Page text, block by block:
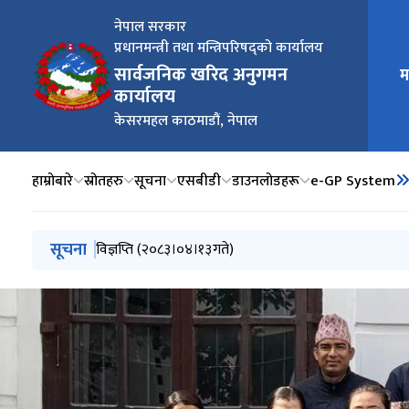
नेपाल सरकार
प्रधानमन्त्री तथा मन्त्रिपरिषद्को कार्यालय
सार्वजनिक खरिद अनुगमन
कार्यालय
केसरमहल काठमाडौं, नेपाल
मुख्य
हाम्रोबारे स्रोतहरु सूचना एसबीडी डाउनलोडहरू e-GP System
मुख्य नेभिगेसनमा जानुहोस्
सूचना विज्ञप्ति (२०८३।०४।२० गते)
विज्ञप्ति (२०८३।०४।१३गते)
विज्ञप्ति (२०८३।०४।०८गते)
विज्ञप्ति- (२०८३।०४।०६)
सूचना तथा जानकारी सम्बन्धमा (मिति २०८३।०३।२९ गते)